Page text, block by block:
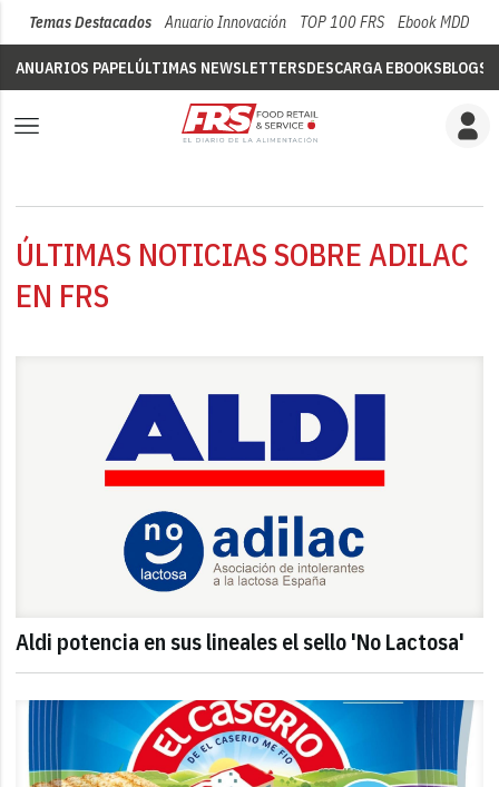
Temas Destacados Anuario Innovación TOP 100 FRS Ebook MDD
ANUARIOS PAPELÚLTIMAS NEWSLETTERSDESCARGA EBOOKSBLOGS
ÚLTIMAS NOTICIAS SOBRE ADILAC
EN FRS
Aldi potencia en sus lineales el sello 'No Lactosa'